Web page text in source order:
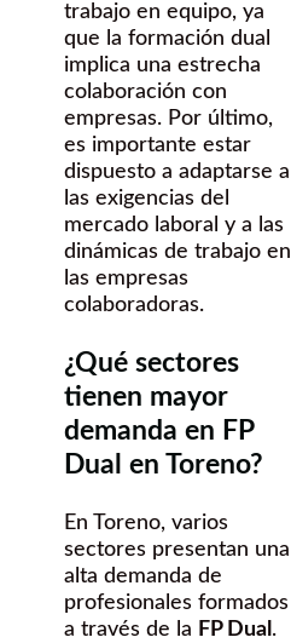
trabajo en equipo, ya
que la formación dual
implica una estrecha
colaboración con
empresas. Por último,
es importante estar
dispuesto a adaptarse a
las exigencias del
mercado laboral y a las
dinámicas de trabajo en
las empresas
colaboradoras.
¿Qué sectores
tienen mayor
demanda en FP
Dual en Toreno?
En Toreno, varios
sectores presentan una
alta demanda de
profesionales formados
a través de la FP Dual .